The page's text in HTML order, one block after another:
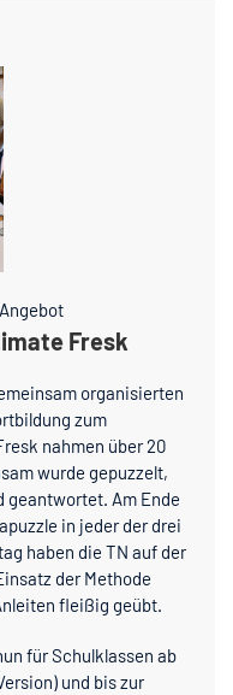
Fresk
organisierten
zum
nahmen über 20
wurde gepuzzelt,
Am Ende
in jeder der drei
haben die TN auf der
der Methode
fleißig geübt.
für Schulklassen ab
und bis zur